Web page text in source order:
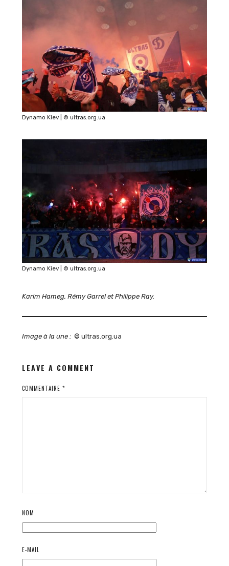
Dynamo Kiev | © ultras.org.ua
Dynamo Kiev | © ultras.org.ua
Karim Hameg, Rémy Garrel et Philippe Ray.
Image à la une : © ultras.org.ua
LEAVE A COMMENT
COMMENTAIRE *
NOM
E-MAIL